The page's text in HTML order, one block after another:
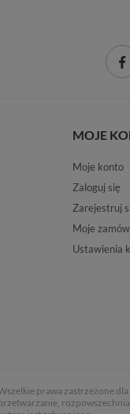
MOJE
Moje konto
Zaloguj się
Zarejestruj
Moje
Ustawienia
prawa zastrzeżone dla